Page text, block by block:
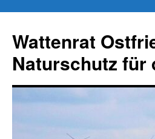
springen
Wattenrat
Naturschutz für